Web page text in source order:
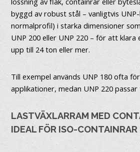
byggd av robust stål – vanligtvis
normalprofil) i starka dimensioner
UNP 200 eller UNP 220 – för att
upp till 24 ton eller mer.
Till exempel används UNP 180 ofta
applikationer, medan UNP 220
LASTVÄXLARRAM MED
IDEAL FÖR ISO-CONTAINRAR